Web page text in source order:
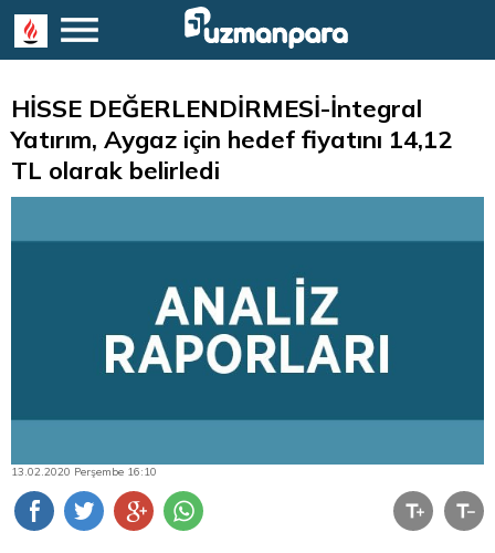
HİSSE DEĞERLENDİRMESİ-İntegral
Yatırım, Aygaz için hedef fiyatını 14,12
TL olarak belirledi
13.02.2020 Perşembe 16:10